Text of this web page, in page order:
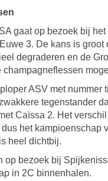
gaat op bezoek bij
3. De kans is groot
degraderen en de
champagneflessen
ASV met nummer
tegenstander
Caïssa 2. Het
het kampioenschap
heel dichtbij.
op bezoek bij
in 2C binnenhalen.